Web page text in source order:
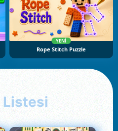
YENI
Rope Stitch Puzzle
Listesi